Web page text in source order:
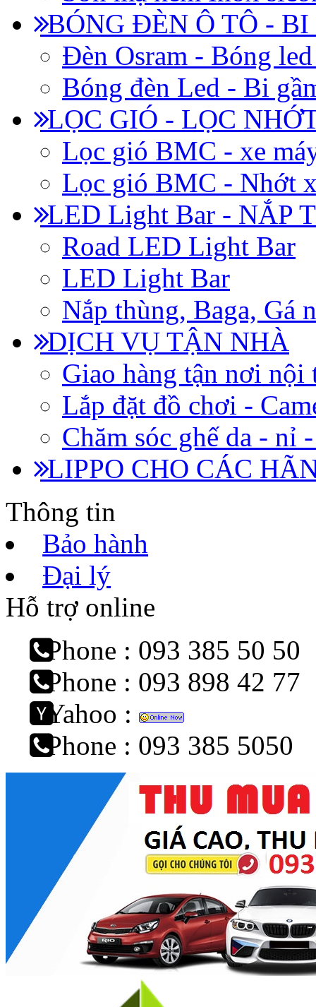
BÓNG ĐÈN Ô TÔ -
Đèn Osram - Bóng
Bóng đèn Led - Bi
LỌC GIÓ - LỌC
Lọc gió BMC - xe
Lọc gió BMC - Nhớt
LED Light Bar - NẮP
Road LED Light Bar
LED Light Bar
Nắp thùng, Baga, Gá
DỊCH VỤ TẬN NHÀ
Giao hàng tận nơi nội
Lắp đặt đồ chơi -
Chăm sóc ghế da - nỉ
LIPPO CHO CÁC
Thông tin
Bảo hành
Đại lý
Hỗ trợ online
Phone : 093 385 50 50
Phone : 093 898 42 77
Yahoo :
Phone : 093 385 5050